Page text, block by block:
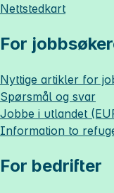
Nettstedkart
For
Nyttige artikler for
Spørsmål og svar
Jobbe i utlandet
Information to
For bedrifter